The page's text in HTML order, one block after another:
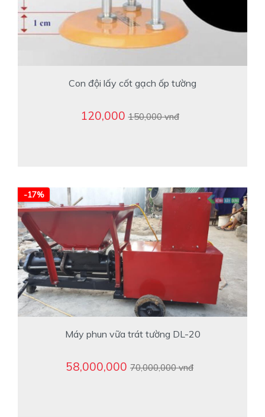
Con đội lấy cốt gạch ốp tường
120,000 150,000 vnđ
-17%
Máy phun vữa trát tường DL-20
58,000,000 70,000,000 vnđ